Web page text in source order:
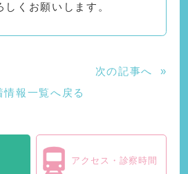
くお願いします。
情報一覧へ戻る
次の記事へ »
アクセス・診察時間